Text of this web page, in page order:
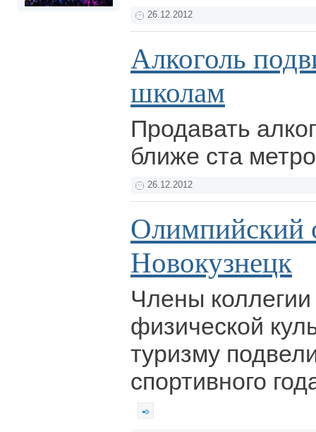
26.12.2012
Алкоголь
школам
Продавать
ближе ста
26.12.2012
Олимпийский
Новокузнецк
Члены
физической
туризму
спортивного